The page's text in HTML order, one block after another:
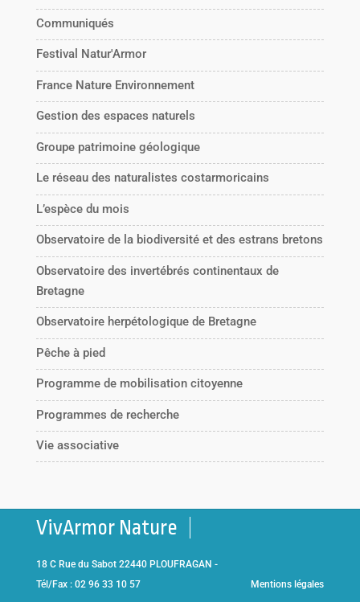
Communiqués
Festival Natur'Armor
France Nature Environnement
Gestion des espaces naturels
Groupe patrimoine géologique
Le réseau des naturalistes costarmoricains
L’espèce du mois
Observatoire de la biodiversité et des estrans bretons
Observatoire des invertébrés continentaux de
Bretagne
Observatoire herpétologique de Bretagne
Pêche à pied
Programme de mobilisation citoyenne
Programmes de recherche
Vie associative
VivArmor Nature
18 C Rue du Sabot 22440 PLOUFRAGAN -
Tél/Fax : 02 96 33 10 57
Mentions légales